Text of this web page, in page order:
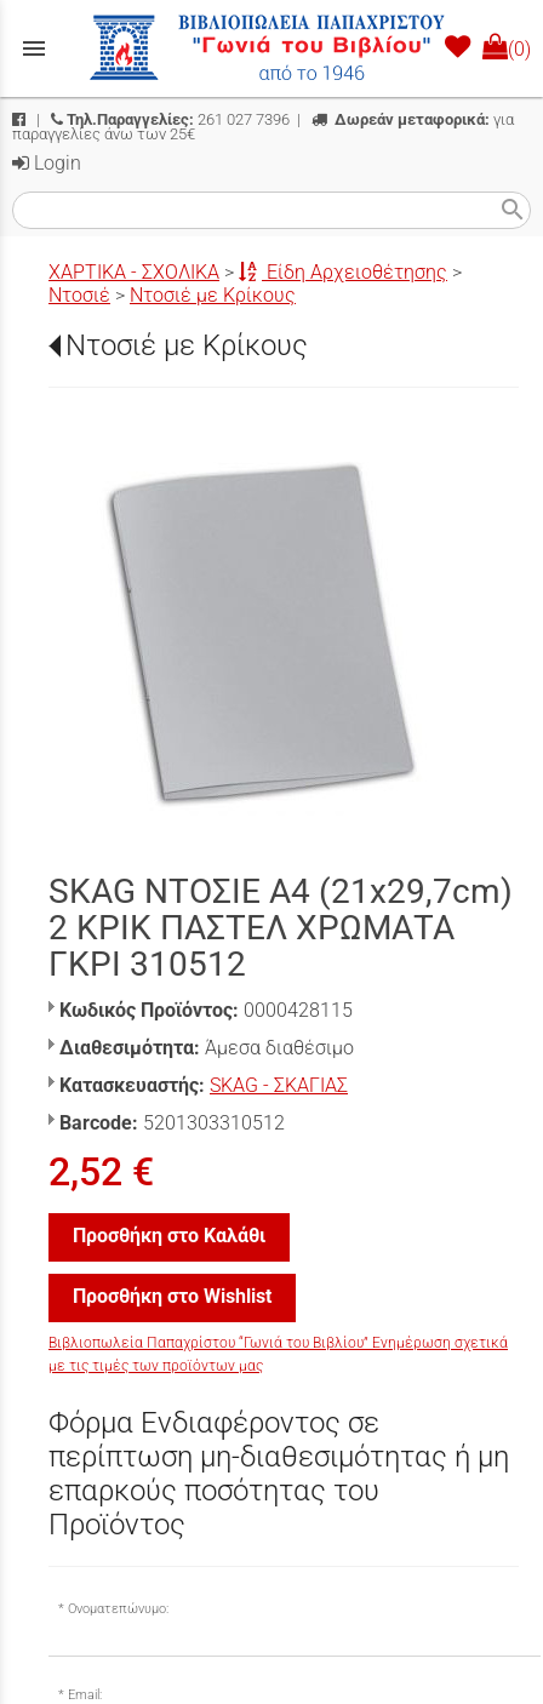
menu (0)
| Τηλ.Παραγγελίες: 261 027 7396 | Δωρεάν μεταφορικά: για
παραγγελίες άνω των 25€
Login
search
ΧΑΡΤΙΚΑ - ΣΧΟΛΙΚΑ > Είδη Αρχειοθέτησης >
Ντοσιέ > Ντοσιέ με Κρίκους
Ντοσιέ με Κρίκους
SKAG ΝΤΟΣΙΕ A4 (21x29,7cm)
2 ΚΡΙΚ ΠΑΣΤΕΛ ΧΡΩΜΑΤΑ
ΓΚΡΙ 310512
Κωδικός Προϊόντος: 0000428115
Διαθεσιμότητα: Άμεσα διαθέσιμο
Κατασκευαστής: SKAG - ΣΚΑΓΙΑΣ
Barcode: 5201303310512
2,52 €
Προσθήκη στο Καλάθι
Προσθήκη στο Wishlist
Βιβλιοπωλεία Παπαχρίστου “Γωνιά του Βιβλίου” Ενημέρωση σχετικά
με τις τιμές των προϊόντων μας
Φόρμα Ενδιαφέροντος σε
περίπτωση μη-διαθεσιμότητας ή μη
επαρκούς ποσότητας του
Προϊόντος
Ονοματεπώνυμο:
Email: